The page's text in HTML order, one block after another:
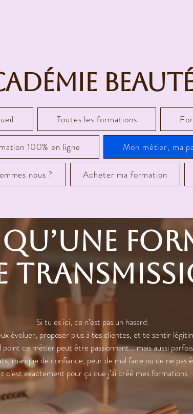
Toutes les formations
100% en ligne Mon métier, ma
nous ? Acheter ma formation
qu’une
Si tu es ici, ce n’est pas un hasard.
évoluer, proposer plus à tes clientes, et te sentir
point ce métier peut être passionnant… mais aussi
manque de confiance, peur de mal faire ou de ne pas
c’est exactement pour ça que j’ai créé mes formations.